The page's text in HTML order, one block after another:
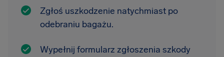
Zgłoś uszkodzenie natychmiast po
odebraniu bagażu.
Wypełnij formularz zgłoszenia szkody